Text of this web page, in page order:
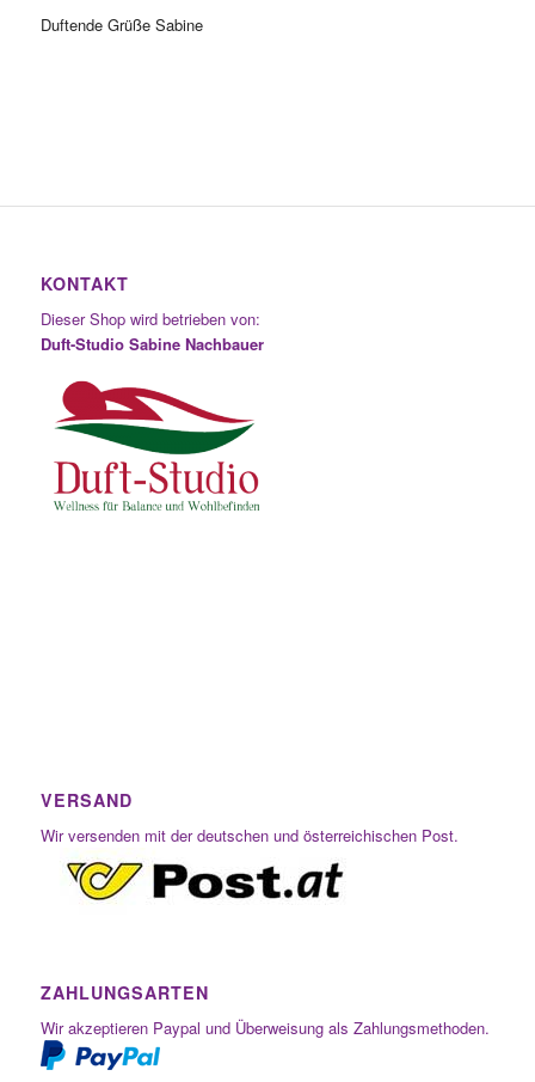
Duftende Grüße Sabine
KONTAKT
Dieser Shop wird betrieben von:
Duft-Studio Sabine Nachbauer
VERSAND
Wir versenden mit der deutschen und österreichischen Post.
ZAHLUNGSARTEN
Wir akzeptieren Paypal und Überweisung als Zahlungsmethoden.